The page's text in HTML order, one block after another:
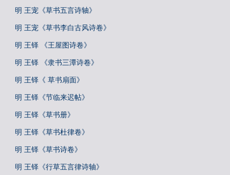
明 王宠《草书五言诗轴》
明 王宠《草书李白古风诗卷》
明 王铎 《王屋图诗卷》
明 王铎 《隶书三潭诗卷》
明 王铎《 草书扇面》
明 王铎《节临来迟帖》
明 王铎《草书册》
明 王铎《草书杜律卷》
明 王铎《草书诗卷》
明 王铎《行草五言律诗轴》